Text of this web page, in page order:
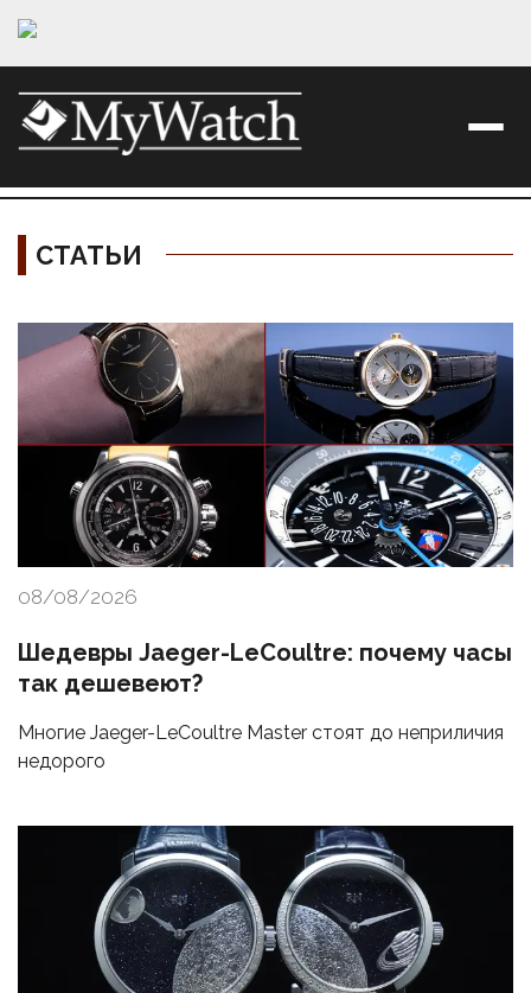
СТАТЬИ
Материалы
08/08/2026
Шедевры Jaeger-LeCoultre: почему часы
так дешевеют?
Многие Jaeger-LeCoultre Master стоят до неприличия
недорого